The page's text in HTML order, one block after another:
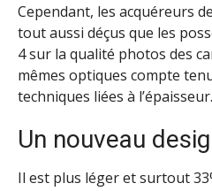
Cependant, les acquéreurs
tout aussi déçus que les
4 sur la qualité photos des
mêmes optiques compte
techniques liées à l’épaisseur.
Un nouveau
Il est plus léger et surtout